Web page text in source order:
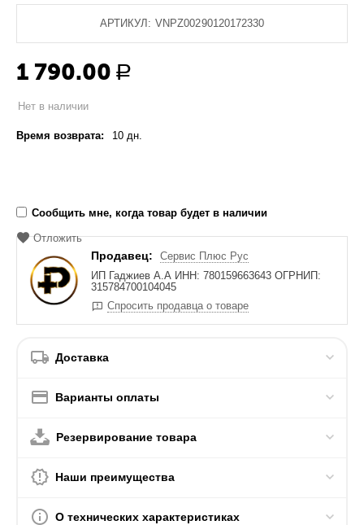
АРТИКУЛ: VNPZ00290120172330
1 790.00 Р
Нет в наличии
Время возврата: 10 дн.
Сообщить мне, когда товар будет в наличии
Отложить
Продавец:
Сервис Плюс Рус
ИП Гаджиев А.А ИНН: 780159663643 ОГРНИП:
315784700104045
Спросить продавца о товаре
Доставка
Варианты оплаты
Резервирование товара
Наши преимущества
О технических характеристиках